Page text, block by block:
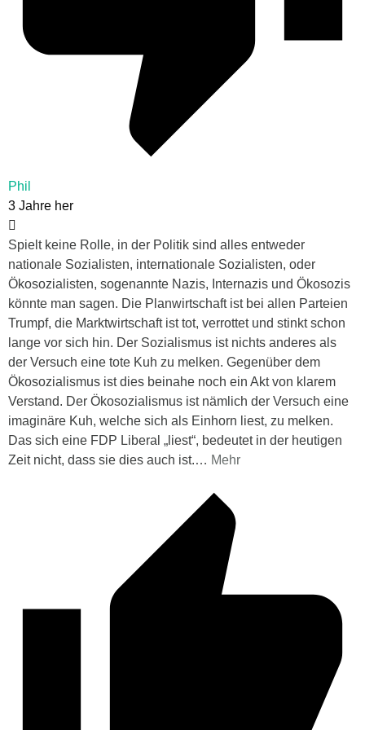
Phil
3 Jahre her
Spielt keine Rolle, in der Politik sind alles entweder
nationale Sozialisten, internationale Sozialisten, oder
Ökosozialisten, sogenannte Nazis, Internazis und Ökosozis
könnte man sagen. Die Planwirtschaft ist bei allen Parteien
Trumpf, die Marktwirtschaft ist tot, verrottet und stinkt schon
lange vor sich hin. Der Sozialismus ist nichts anderes als
der Versuch eine tote Kuh zu melken. Gegenüber dem
Ökosozialismus ist dies beinahe noch ein Akt von klarem
Verstand. Der Ökosozialismus ist nämlich der Versuch eine
imaginäre Kuh, welche sich als Einhorn liest, zu melken.
Das sich eine FDP Liberal „liest“, bedeutet in der heutigen
Zeit nicht, dass sie dies auch ist.… Mehr